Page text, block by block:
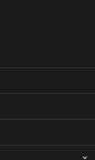
вариантов
всего срока
её